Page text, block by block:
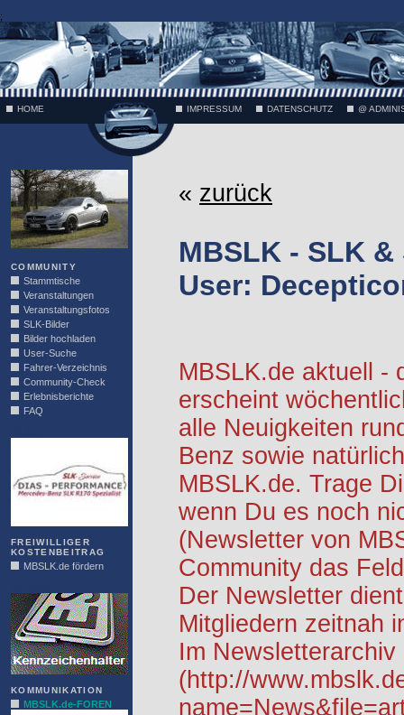
;
HOME IMPRESSUM DATENSCHUTZ @
COMMUNITY
Stammtische
Veranstaltungen
Veranstaltungsfotos
SLK-Bilder
Bilder hochladen
User-Suche
Fahrer-Verzeichnis
Community-Check
Erlebnisberichte
FAQ
FREIWILLIGER
KOSTENBEITRAG
MBSLK.de fördern
KOMMUNIKATION
MBSLK.de-FOREN
« zurück
MBSLK - SLK
User:
MBSLK.de aktuell -
erscheint
alle Neuigkeiten
Benz sowie
MBSLK.de. Trage
wenn Du es noch
(Newsletter von
Community das
Der Newsletter
Mitgliedern zeitnah
Im Newsletterarchiv
(http://